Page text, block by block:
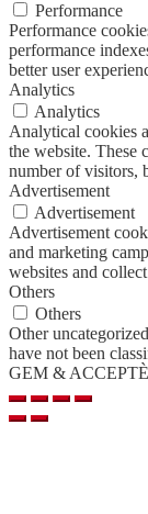
Performance
Performance
performance
better user
Analytics
Analytics
Analytical cookies
the website. These
number of visitors,
Advertisement
Advertisement
Advertisement
and marketing
websites and
Others
Others
Other
have not been
GEM &